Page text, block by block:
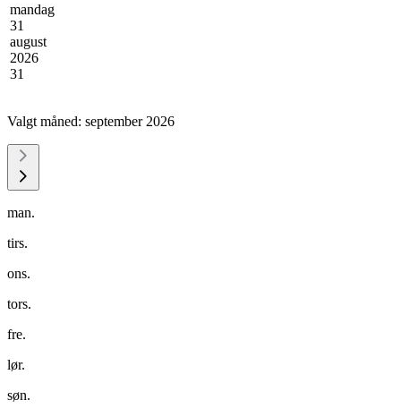
mandag
31
august
2026
31
Valgt måned: september 2026
man.
tirs.
ons.
tors.
fre.
lør.
søn.